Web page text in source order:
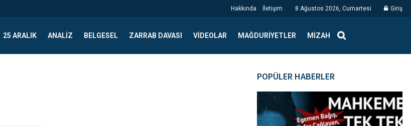
Hakkında İletişim 8 Ağustos 2026, Cumartesi Giriş
25 ARALIK ANALIZ BELGESEL ZARRAB DAVASI VIDEOLAR MAĞDURIYETLER MIZAH
POPÜLER HABERLER